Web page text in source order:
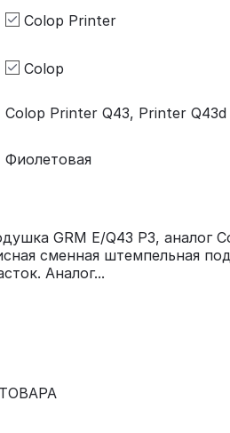
Colop Printer
Colop
Colop Printer Q43, Printer
Фиолетовая
GRM E/Q43 P3, аналог
сменная штемпельная
Аналог...